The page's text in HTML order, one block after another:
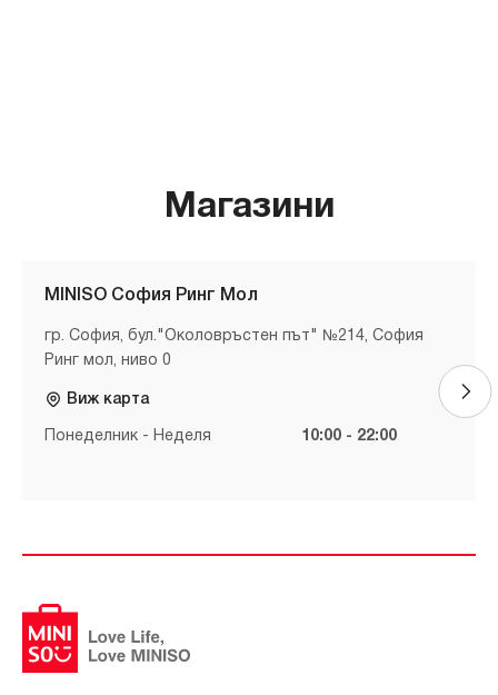
Магазини
MINISO София Ринг Мол
гр. София, бул."Околовръстен път" №214, София
Ринг мол, ниво 0
Виж карта
Понеделник - Неделя 10:00 - 22:00